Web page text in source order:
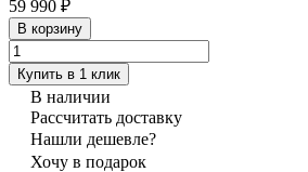
59 990 ₽
В корзину
Купить в 1 клик
В наличии
Рассчитать доставку
Нашли дешевле?
Хочу в подарок